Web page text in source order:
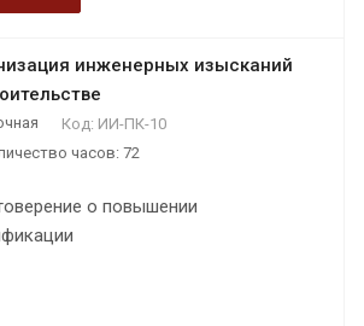
инженерных изысканий
Код: ИИ-ПК-10
часов: 72
о повышении